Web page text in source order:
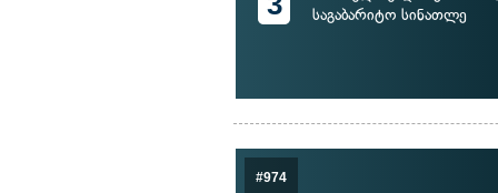
საგაბარიტო სინათლე
#974